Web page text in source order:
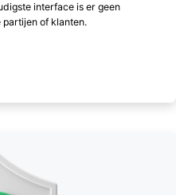
interface is er geen
of klanten.